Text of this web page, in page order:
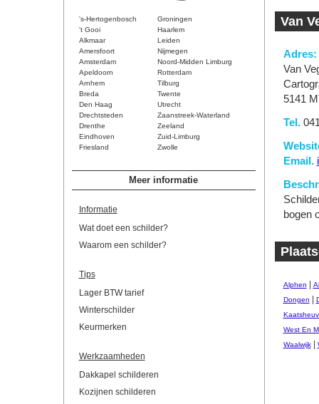
's-Hertogenbosch
Groningen
't Gooi
Haarlem
Alkmaar
Leiden
Amersfoort
Nijmegen
Amsterdam
Noord-Midden Limburg
Apeldoorn
Rotterdam
Arnhem
Tilburg
Breda
Twente
Den Haag
Utrecht
Drechtsteden
Zaanstreek-Waterland
Drenthe
Zeeland
Eindhoven
Zuid-Limburg
Friesland
Zwolle
Meer informatie
Informatie
Wat doet een schilder?
Waarom een schilder?
Tips
Lager BTW tarief
Winterschilder
Keurmerken
Werkzaamheden
Dakkapel schilderen
Kozijnen schilderen
Van
Adres:
Van
5141
Tel.
Email.
bogen
Alphen
Dongen
West En
Waalwijk|